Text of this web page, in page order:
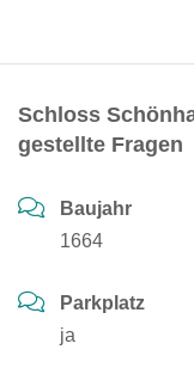
Schloss
gestellte Fragen
Baujahr
1664
Parkplatz
ja